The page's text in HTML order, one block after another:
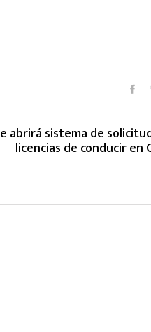
abrirá sistema de
licencias de conducir en